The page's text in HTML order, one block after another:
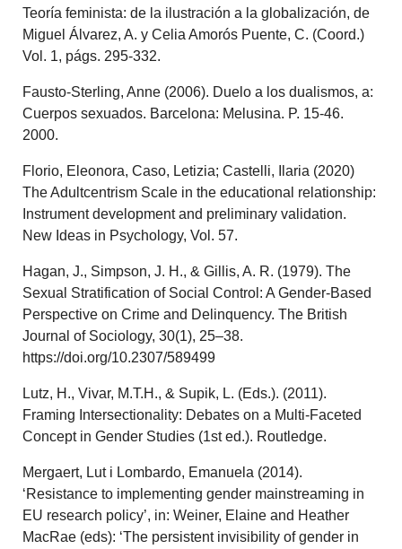
Teoría feminista: de la ilustración a la globalización, de
Miguel Álvarez, A. y Celia Amorós Puente, C. (Coord.)
Vol. 1, págs. 295-332.
Fausto-Sterling, Anne (2006). Duelo a los dualismos, a:
Cuerpos sexuados. Barcelona: Melusina. P. 15-46.
2000.
Florio, Eleonora, Caso, Letizia; Castelli, Ilaria (2020)
The Adultcentrism Scale in the educational relationship:
Instrument development and preliminary validation.
New Ideas in Psychology, Vol. 57.
Hagan, J., Simpson, J. H., & Gillis, A. R. (1979). The
Sexual Stratification of Social Control: A Gender-Based
Perspective on Crime and Delinquency.The British
Journal of Sociology, 30(1), 25–38.
https://doi.org/10.2307/589499
Lutz, H., Vivar, M.T.H., & Supik, L. (Eds.). (2011).
Framing Intersectionality: Debates on a Multi-Faceted
Concept in Gender Studies (1st ed.). Routledge.
Mergaert, Lut i Lombardo, Emanuela (2014).
‘Resistance to implementing gender mainstreaming in
EU research policy’, in: Weiner, Elaine and Heather
MacRae (eds): ‘The persistent invisibility of gender in